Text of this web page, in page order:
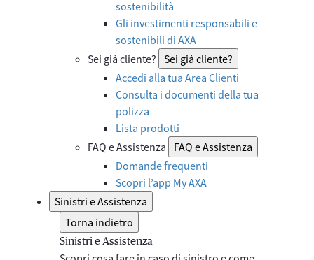
sostenibilità
Gli investimenti responsabili e
sostenibili di AXA
Sei già cliente? Sei già cliente?
Accedi alla tua Area Clienti
Consulta i documenti della tua
polizza
Lista prodotti
FAQ e Assistenza
FAQ e Assistenza
Domande frequenti
Scopri l’app My AXA
Sinistri e Assistenza
Torna indietro
Sinistri e Assistenza